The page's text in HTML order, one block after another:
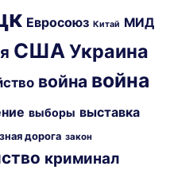
Евросоюз Китай МИД
США Украина
война война
выборы выставка
дорога закон
криминал